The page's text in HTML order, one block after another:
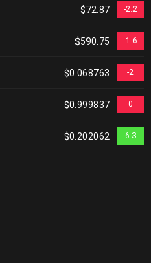
$72.87 -2.2
$590.75 -1.6
$0.068763 -2
$0.999837 0
$0.202062 6.3